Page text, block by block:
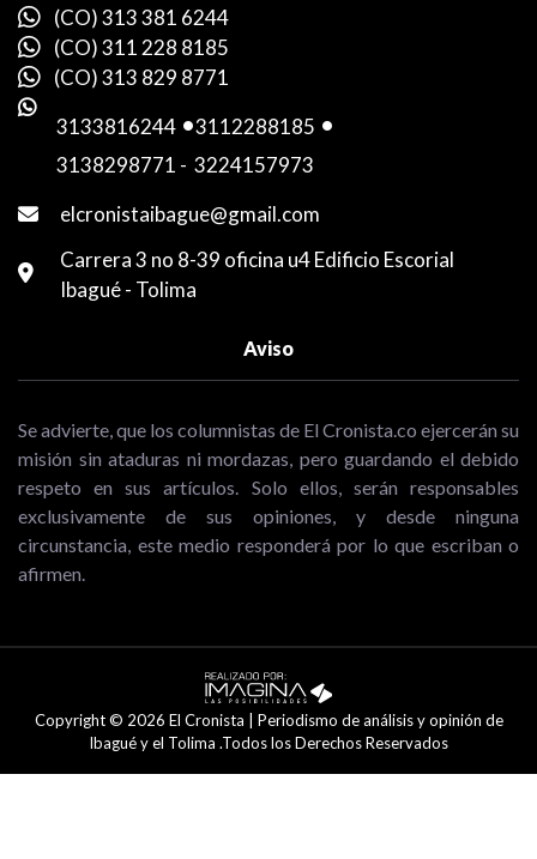
(CO) 313 381 6244
(CO) 311 228 8185
(CO) 313 829 8771
3133816244 -3112288185 -
3138298771 - 3224157973
elcronistaibague@gmail.com
Carrera 3 no 8-39 oficina u4 Edificio Escorial
Ibagué - Tolima
Aviso
Se advierte, que los columnistas de El Cronista.co ejercerán su
misión sin ataduras ni mordazas, pero guardando el debido
respeto en sus artículos. Solo ellos, serán responsables
exclusivamente de sus opiniones, y desde ninguna
circunstancia, este medio responderá por lo que escriban o
afirmen.
Copyright © 2026 El Cronista | Periodismo de análisis y opinión de
Ibagué y el Tolima .Todos los Derechos Reservados